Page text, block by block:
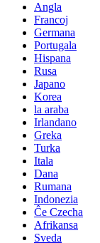
Angla
Francoj
Germana
Portugala
Hispana
Rusa
Japano
Korea
la araba
Irlandano
Greka
Turka
Itala
Dana
Rumana
Indonezia
Ĉe Czecha
Afrikansa
Sveda